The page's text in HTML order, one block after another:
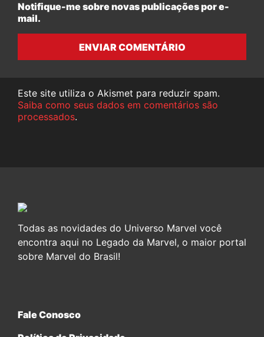
Notifique-me sobre novas publicações por e-
mail.
ENVIAR COMENTÁRIO
Este site utiliza o Akismet para reduzir spam.
Saiba como seus dados em comentários são
processados.
Todas as novidades do Universo Marvel você
encontra aqui no Legado da Marvel, o maior portal
sobre Marvel do Brasil!
Fale Conosco